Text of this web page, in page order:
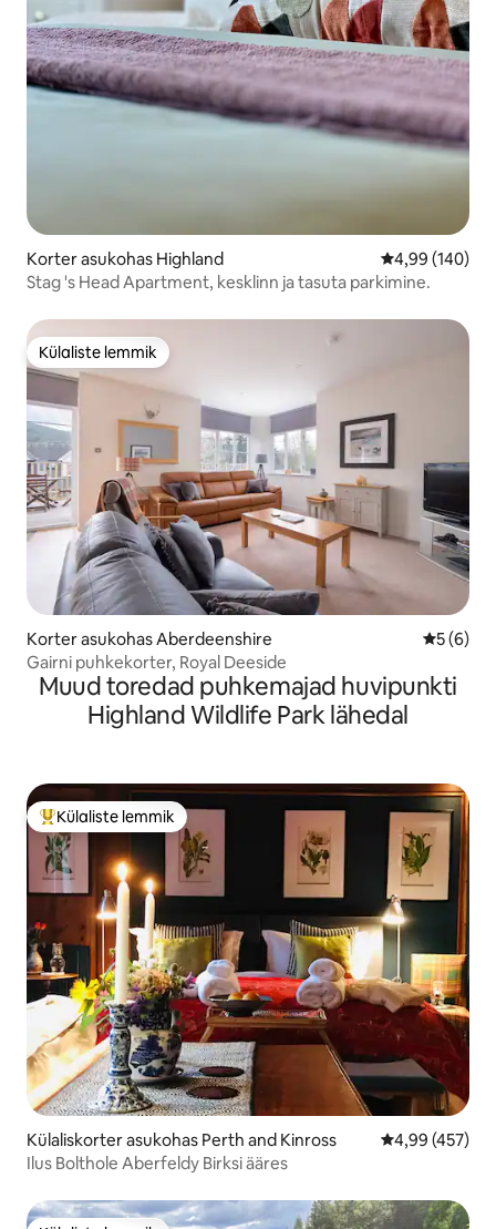
Korter asukohas Highland Keskmine
4,99 (140)
Stag 's Head Apartment, kesklinn ja tasuta parkimine.
Külaliste lemmik
Külaliste lemmik
Korter asukohas Aberdeenshire
5 (6)
Gairni puhkekorter, Royal Deeside
Muud toredad puhkemajad huvipunkti
Highland Wildlife Park lähedal
Külaliste suur lemmik
Külaliste lemmik
Külaliskorter asukohas Perth and Kinross Keskmine
4,99 (457)
Ilus Bolthole Aberfeldy Birksi ääres